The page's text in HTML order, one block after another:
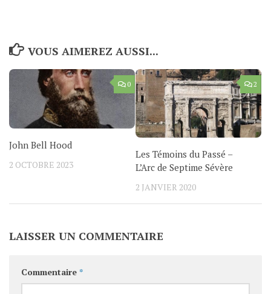
VOUS AIMEREZ AUSSI...
0
John Bell Hood
2 OCTOBRE 2023
2
Les Témoins du Passé –
L’Arc de Septime Sévère
2 JANVIER 2020
LAISSER UN COMMENTAIRE
Commentaire *